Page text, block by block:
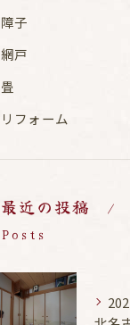
障子
網戸
畳
リフォーム
最近の投稿
Posts